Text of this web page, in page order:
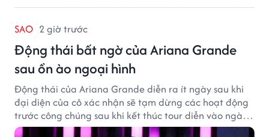
SAO 2 giờ trước
Động thái bất ngờ của Ariana Grande
sau ồn ào ngoại hình
Động thái của Ariana Grande diễn ra ít ngày sau khi
đại diện của cô xác nhận sẽ tạm dừng các hoạt động
trước công chúng sau khi kết thúc tour diễn vào ngày
1/9.